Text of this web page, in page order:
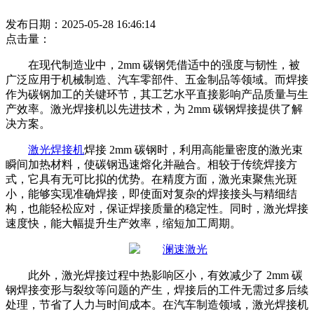
发布日期：2025-05-28 16:46:14
点击量：
在现代制造业中， 2mm 碳钢凭借适中的强度与韧性，被
广泛应用于机械制造、汽车零部件、五金制品等领域。而焊接
作为碳钢加工的关键环节，其工艺水平直接影响产品质量与生
产效率。激光焊接机以先进技术，为 2mm 碳钢焊接提供了解
决方案。
激光焊接机焊接 2mm 碳钢时，利用高能量密度的激光束
瞬间加热材料，使碳钢迅速熔化并融合。相较于传统焊接方
式，它具有无可比拟的优势。在精度方面，激光束聚焦光斑
小，能够实现准确焊接，即使面对复杂的焊接接头与精细结
构，也能轻松应对，保证焊接质量的稳定性。同时，激光焊接
速度快，能大幅提升生产效率，缩短加工周期。
此外，激光焊接过程中热影响区小，有效减少了 2mm 碳
钢焊接变形与裂纹等问题的产生，焊接后的工件无需过多后续
处理，节省了人力与时间成本。在汽车制造领域，激光焊接机